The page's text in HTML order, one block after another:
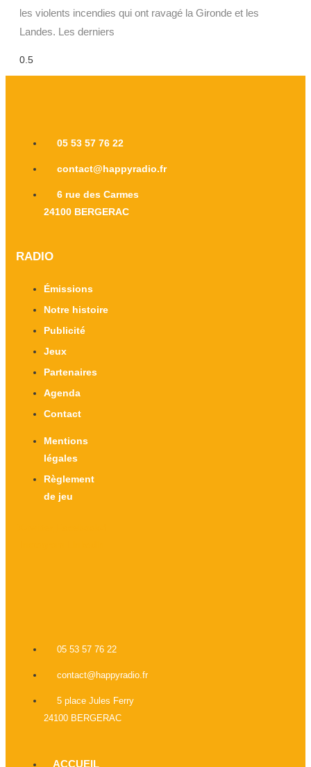
les violents incendies qui ont ravagé la Gironde et les
Landes. Les derniers
05 53 57 76 22
contact@happyradio.fr
6 rue des Carmes
24100 BERGERAC
RADIO
Émissions
Notre histoire
Publicité
Jeux
Partenaires
Agenda
Contact
Mentions
légales
Règlement
de jeu
05 53 57 76 22
contact@happyradio.fr
5 place Jules Ferry
24100 BERGERAC
ACCUEIL